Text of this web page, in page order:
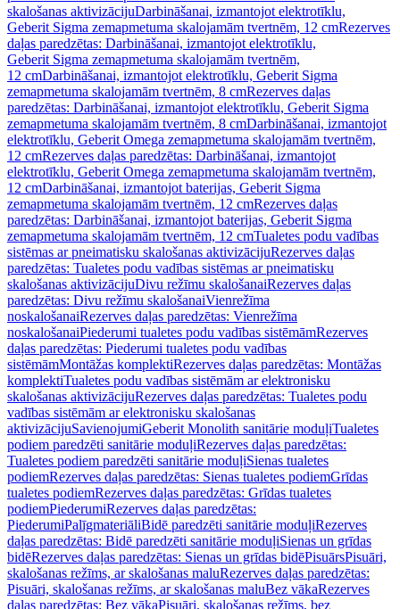
skalošanas aktivizācijuDarbināšanai, izmantojot elektrotīklu,
Geberit Sigma zemapmetuma skalojamām tvertnēm, 12 cmRezerves
daļas paredzētas: Darbināšanai, izmantojot elektrotīklu,
Geberit Sigma zemapmetuma skalojamām tvertnēm,
12 cmDarbināšanai, izmantojot elektrotīklu, Geberit Sigma
zemapmetuma skalojamām tvertnēm, 8 cmRezerves daļas
paredzētas: Darbināšanai, izmantojot elektrotīklu, Geberit Sigma
zemapmetuma skalojamām tvertnēm, 8 cmDarbināšanai, izmantojot
elektrotīklu, Geberit Omega zemapmetuma skalojamām tvertnēm,
12 cmRezerves daļas paredzētas: Darbināšanai, izmantojot
elektrotīklu, Geberit Omega zemapmetuma skalojamām tvertnēm,
12 cmDarbināšanai, izmantojot baterijas, Geberit Sigma
zemapmetuma skalojamām tvertnēm, 12 cmRezerves daļas
paredzētas: Darbināšanai, izmantojot baterijas, Geberit Sigma
zemapmetuma skalojamām tvertnēm, 12 cmTualetes podu vadības
sistēmas ar pneimatisku skalošanas aktivizācijuRezerves daļas
paredzētas: Tualetes podu vadības sistēmas ar pneimatisku
skalošanas aktivizācijuDivu režīmu skalošanaiRezerves daļas
paredzētas: Divu režīmu skalošanaiVienrežīma
noskalošanaiRezerves daļas paredzētas: Vienrežīma
noskalošanaiPiederumi tualetes podu vadības sistēmāmRezerves
daļas paredzētas: Piederumi tualetes podu vadības
sistēmāmMontāžas komplektiRezerves daļas paredzētas: Montāžas
komplektiTualetes podu vadības sistēmām ar elektronisku
skalošanas aktivizācijuRezerves daļas paredzētas: Tualetes podu
vadības sistēmām ar elektronisku skalošanas
aktivizācijuSavienojumiGeberit Monolith sanitārie moduļiTualetes
podiem paredzēti sanitārie moduļiRezerves daļas paredzētas:
Tualetes podiem paredzēti sanitārie moduļiSienas tualetes
podiemRezerves daļas paredzētas: Sienas tualetes podiemGrīdas
tualetes podiemRezerves daļas paredzētas: Grīdas tualetes
podiemPiederumiRezerves daļas paredzētas:
PiederumiPalīgmateriāliBidē paredzēti sanitārie moduļiRezerves
daļas paredzētas: Bidē paredzēti sanitārie moduļiSienas un grīdas
bidēRezerves daļas paredzētas: Sienas un grīdas bidēPisuārsPisuāri,
skalošanas režīms, ar skalošanas maluRezerves daļas paredzētas:
Pisuāri, skalošanas režīms, ar skalošanas maluBez vākaRezerves
daļas paredzētas: Bez vākaPisuāri, skalošanas režīms, bez